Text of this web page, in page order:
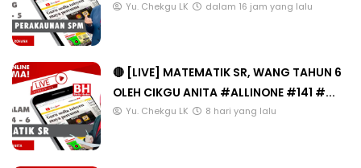
Yu. Chekgu LK dalam 16 jam yang lalu
🔴 [LIVE] MATEMATIK SR, WANG TAHUN 6
OLEH CIKGU ANITA #ALLINONE #141 #...
Yu. Chekgu LK 8 hari yang lalu